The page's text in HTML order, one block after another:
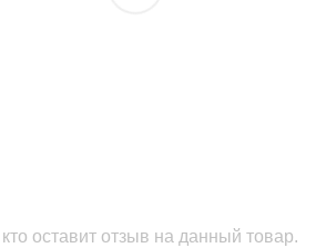
оставит отзыв на данный товар.